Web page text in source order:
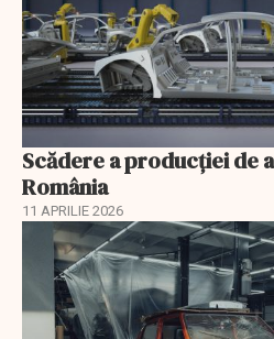
Scădere a producţiei de
România
11 APRILIE 2026